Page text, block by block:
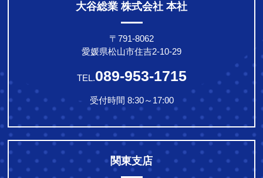
大谷総業 株式会社 本社
〒791-8062
愛媛県松山市住吉2-10-29
TEL.089-953-1715
受付時間 8:30～17:00
関東支店